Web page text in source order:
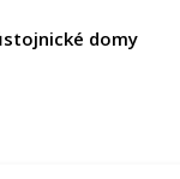
domy